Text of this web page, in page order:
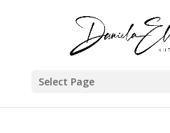
Select Page